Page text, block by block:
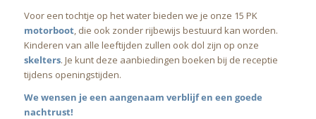
Voor een tochtje op het water bieden we je onze 15 PK
motorboot, die ook zonder rijbewijs bestuurd kan worden.
Kinderen van alle leeftijden zullen ook dol zijn op onze
skelters. Je kunt deze aanbiedingen boeken bij de receptie
tijdens openingstijden.
We wensen je een aangenaam verblijf en een goede
nachtrust!